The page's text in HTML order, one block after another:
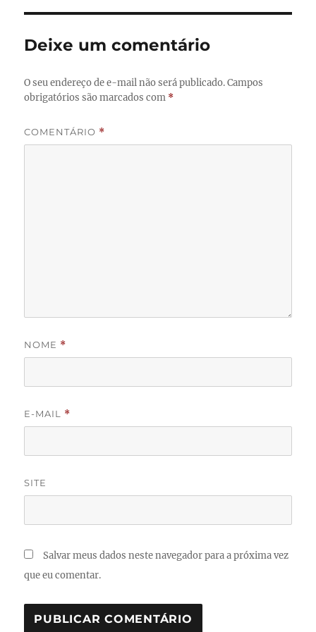
Deixe um comentário
O seu endereço de e-mail não será publicado. Campos
obrigatórios são marcados com *
COMENTÁRIO *
NOME *
E-MAIL *
SITE
Salvar meus dados neste navegador para a próxima vez
que eu comentar.